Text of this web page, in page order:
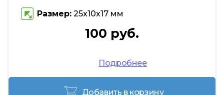
Размер: 25x10х17 мм
100 руб.
Подробнее
Добавить в корзину